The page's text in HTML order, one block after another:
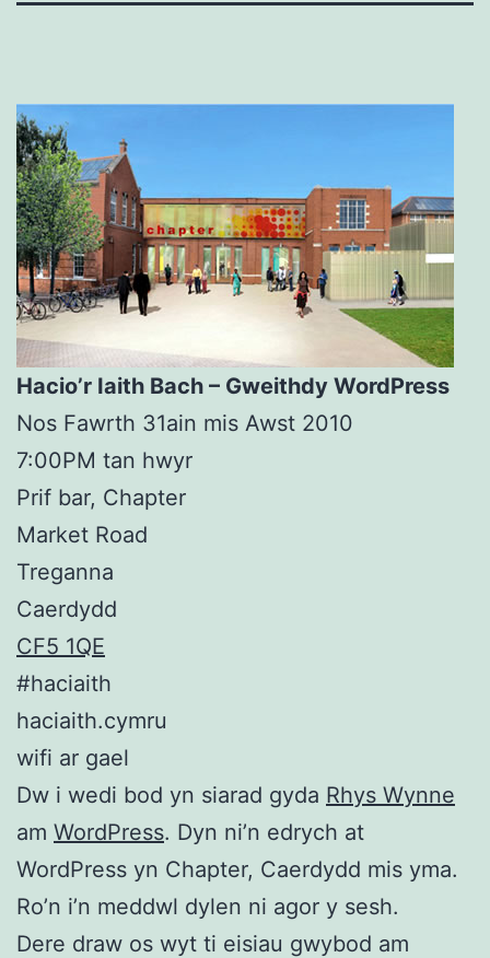
Hacio’r Iaith Bach – Gweithdy WordPress
Nos Fawrth 31ain mis Awst 2010
7:00PM tan hwyr
Prif bar, Chapter
Market Road
Treganna
Caerdydd
CF5 1QE
#haciaith
haciaith.cymru
wifi ar gael
Dw i wedi bod yn siarad gyda Rhys Wynne
am WordPress. Dyn ni’n edrych at
WordPress yn Chapter, Caerdydd mis yma.
Ro’n i’n meddwl dylen ni agor y sesh.
Dere draw os wyt ti eisiau gwybod am